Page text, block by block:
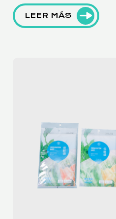
LEER MÁS